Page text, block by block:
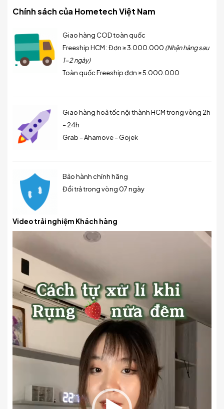
Chính sách của Hometech Việt Nam
Giao hàng COD toàn quốc
Freeship HCM : Đơn ≥ 3.000.000 (Nhận hàng sau
1-2 ngày)
Toàn quốc Freeship đơn ≥ 5.000.000
Giao hàng hoả tốc nội thành HCM trong vòng 2h
– 24h
Grab – Ahamove – Gojek
Bảo hành chính hãng
Đổi trả trong vòng 07 ngày
Video trải nghiệm Khách hàng
chơi
Video